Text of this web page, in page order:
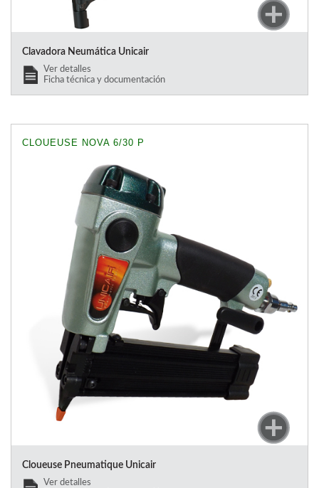
Clavadora Neumática Unicair
Ver detalles
Ficha técnica y documentación
CLOUEUSE NOVA 6/30 P
Cloueuse Pneumatique Unicair
Ver detalles